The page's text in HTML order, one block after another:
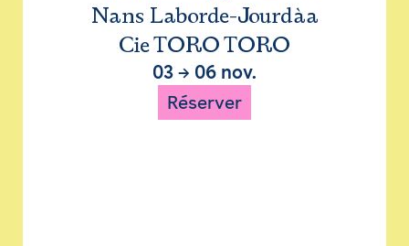
Nans Laborde-Jourdàa
Cie TORO TORO
03 → 06 nov.
Réserver